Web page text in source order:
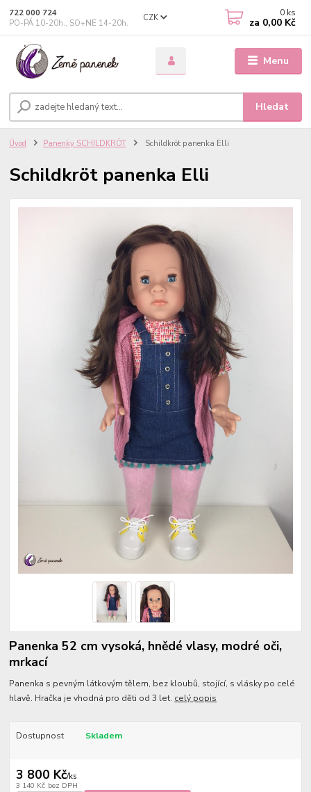
Menu
CZK
Hledat
722 000 724
PO-PÁ 10-20h., SO+NE 14-20h.
0 ks
za 0,00 Kč
Úvod Panenky SCHILDKRÖT Schildkröt panenka Elli
Schildkröt panenka Elli
Panenka 52 cm vysoká, hnědé vlasy, modré oči,
mrkací
Panenka s pevným látkovým tělem, bez kloubů, stojící, s vlásky po celé
hlavě. Hračka je vhodná pro děti od 3 let. celý popis
Dostupnost Skladem
3 800 Kč/ks
3 140 Kč bez DPH